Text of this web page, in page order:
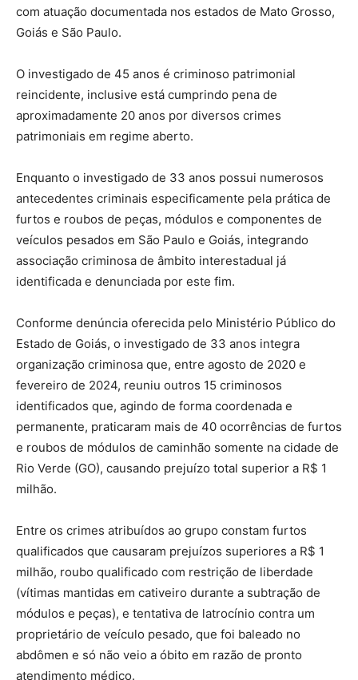
com atuação documentada nos estados de Mato Grosso,
Goiás e São Paulo.
O investigado de 45 anos é criminoso patrimonial
reincidente, inclusive está cumprindo pena de
aproximadamente 20 anos por diversos crimes
patrimoniais em regime aberto.
Enquanto o investigado de 33 anos possui numerosos
antecedentes criminais especificamente pela prática de
furtos e roubos de peças, módulos e componentes de
veículos pesados em São Paulo e Goiás, integrando
associação criminosa de âmbito interestadual já
identificada e denunciada por este fim.
Conforme denúncia oferecida pelo Ministério Público do
Estado de Goiás, o investigado de 33 anos integra
organização criminosa que, entre agosto de 2020 e
fevereiro de 2024, reuniu outros 15 criminosos
identificados que, agindo de forma coordenada e
permanente, praticaram mais de 40 ocorrências de furtos
e roubos de módulos de caminhão somente na cidade de
Rio Verde (GO), causando prejuízo total superior a R$ 1
milhão.
Entre os crimes atribuídos ao grupo constam furtos
qualificados que causaram prejuízos superiores a R$ 1
milhão, roubo qualificado com restrição de liberdade
(vítimas mantidas em cativeiro durante a subtração de
módulos e peças), e tentativa de latrocínio contra um
proprietário de veículo pesado, que foi baleado no
abdômen e só não veio a óbito em razão de pronto
atendimento médico.